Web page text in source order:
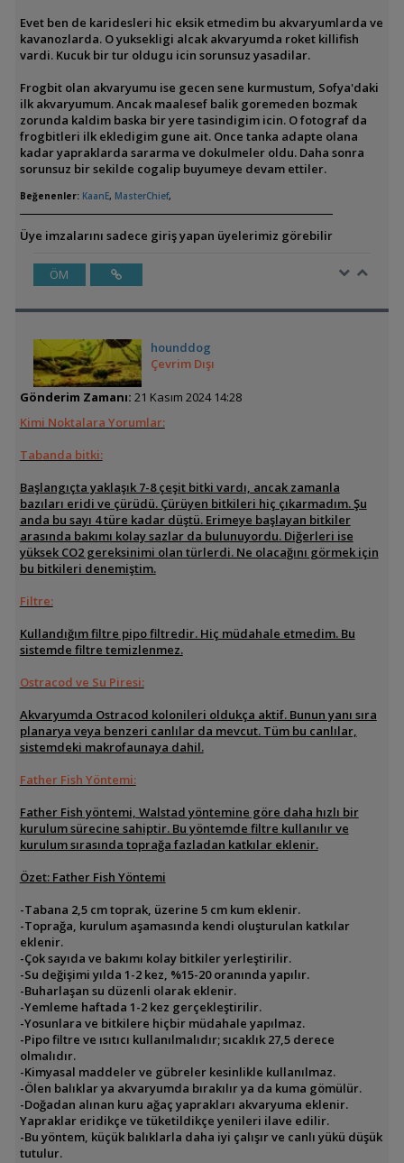
Evet ben de karidesleri hic eksik etmedim bu akvaryumlarda ve
kavanozlarda. O yuksekligi alcak akvaryumda roket killifish
vardi. Kucuk bir tur oldugu icin sorunsuz yasadilar.
Frogbit olan akvaryumu ise gecen sene kurmustum, Sofya'daki
ilk akvaryumum. Ancak maalesef balik goremeden bozmak
zorunda kaldim baska bir yere tasindigim icin. O fotograf da
frogbitleri ilk ekledigim gune ait. Once tanka adapte olana
kadar yapraklarda sararma ve dokulmeler oldu. Daha sonra
sorunsuz bir sekilde cogalip buyumeye devam ettiler.
Beğenenler: KaanE, MasterChief,
Üye imzalarını sadece giriş yapan üyelerimiz görebilir
ÖM
hounddog
Çevrim Dışı
Gönderim Zamanı: 21 Kasım 2024 14:28
Kimi Noktalara Yorumlar:
Tabanda bitki:
Başlangıçta yaklaşık 7-8 çeşit bitki vardı, ancak zamanla
bazıları eridi ve çürüdü. Çürüyen bitkileri hiç çıkarmadım. Şu
anda bu sayı 4 türe kadar düştü. Erimeye başlayan bitkiler
arasında bakımı kolay sazlar da bulunuyordu. Diğerleri ise
yüksek CO2 gereksinimi olan türlerdi. Ne olacağını görmek için
bu bitkileri denemiştim.
Filtre:
Kullandığım filtre pipo filtredir. Hiç müdahale etmedim. Bu
sistemde filtre temizlenmez.
Ostracod ve Su Piresi:
Akvaryumda Ostracod kolonileri oldukça aktif. Bunun yanı sıra
planarya veya benzeri canlılar da mevcut. Tüm bu canlılar,
sistemdeki makrofaunaya dahil.
Father Fish Yöntemi:
Father Fish yöntemi, Walstad yöntemine göre daha hızlı bir
kurulum sürecine sahiptir. Bu yöntemde filtre kullanılır ve
kurulum sırasında toprağa fazladan katkılar eklenir.
Özet: Father Fish Yöntemi
-Tabana 2,5 cm toprak, üzerine 5 cm kum eklenir.
-Toprağa, kurulum aşamasında kendi oluşturulan katkılar
eklenir.
-Çok sayıda ve bakımı kolay bitkiler yerleştirilir.
-Su değişimi yılda 1-2 kez, %15-20 oranında yapılır.
-Buharlaşan su düzenli olarak eklenir.
-Yemleme haftada 1-2 kez gerçekleştirilir.
-Yosunlara ve bitkilere hiçbir müdahale yapılmaz.
-Pipo filtre ve ısıtıcı kullanılmalıdır; sıcaklık 27,5 derece
olmalıdır.
-Kimyasal maddeler ve gübreler kesinlikle kullanılmaz.
-Ölen balıklar ya akvaryumda bırakılır ya da kuma gömülür.
-Doğadan alınan kuru ağaç yaprakları akvaryuma eklenir.
Yapraklar eridikçe ve tüketildikçe yenileri ilave edilir.
-Bu yöntem, küçük balıklarla daha iyi çalışır ve canlı yükü düşük
tutulur.